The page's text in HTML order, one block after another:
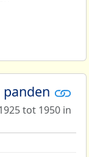
tot 1950 in